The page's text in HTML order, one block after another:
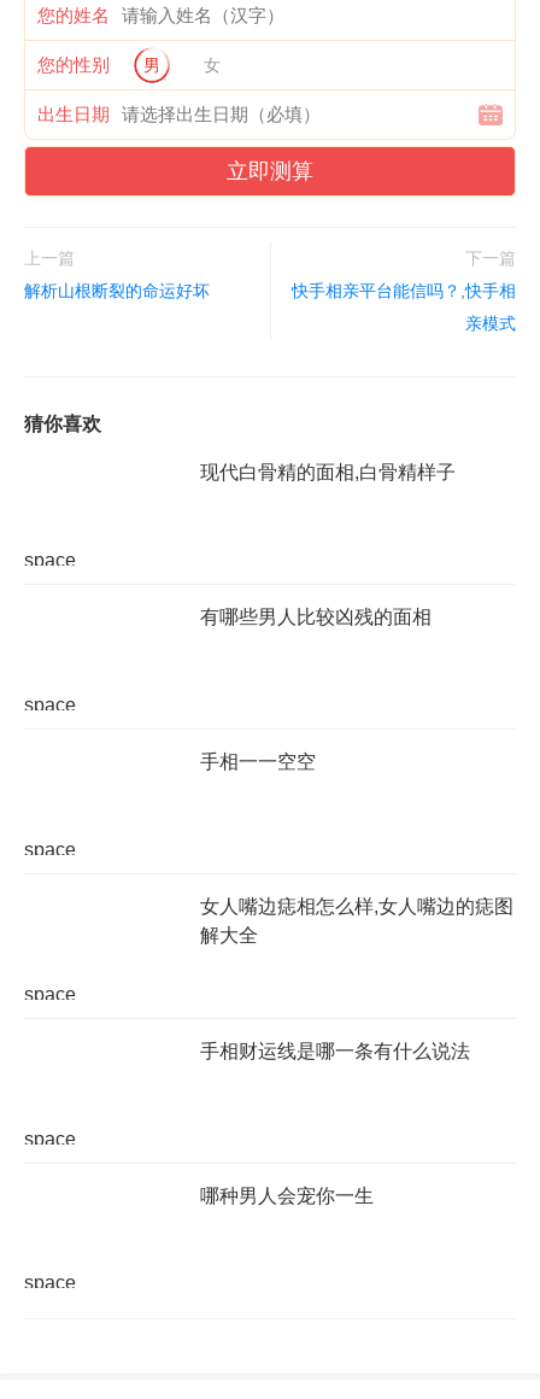
您的姓名
您的性别 男 女
出生日期
立即测算
上一篇
解析山根断裂的命运好坏
下一篇
快手相亲平台能信吗？,快手相
亲模式
猜你喜欢
space
现代白骨精的面相,白骨精样子
space
有哪些男人比较凶残的面相
space
手相一一空空
space
女人嘴边痣相怎么样,女人嘴边的痣图
解大全
space
手相财运线是哪一条有什么说法
space
哪种男人会宠你一生